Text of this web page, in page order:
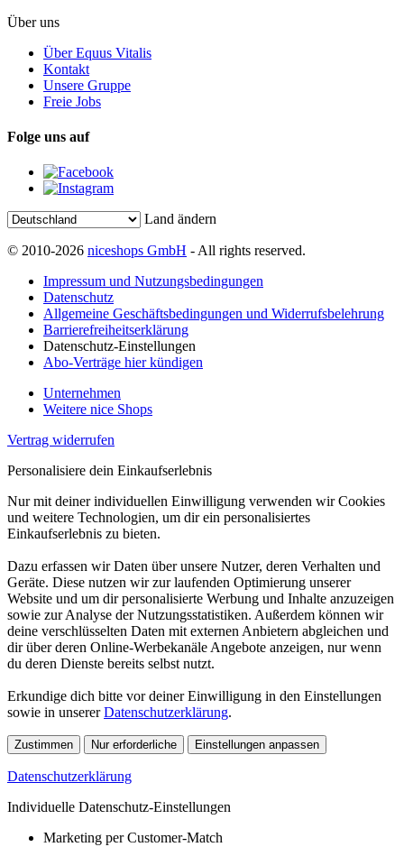
Über uns
Über Equus Vitalis
Kontakt
Unsere Gruppe
Freie Jobs
Folge uns auf
Land ändern
© 2010-2026 niceshops GmbH - All rights reserved.
Impressum und Nutzungsbedingungen
Datenschutz
Allgemeine Geschäftsbedingungen und Widerrufsbelehrung
Barrierefreiheitserklärung
Datenschutz-Einstellungen
Abo-Verträge hier kündigen
Unternehmen
Weitere nice Shops
Vertrag widerrufen
Personalisiere dein Einkaufserlebnis
Nur mit deiner individuellen Einwilligung verwenden wir Cookies
und weitere Technologien, um dir ein personalisiertes
Einkaufserlebnis zu bieten.
Dazu erfassen wir Daten über unsere Nutzer, deren Verhalten und
Geräte. Diese nutzen wir zur laufenden Optimierung unserer
Website und um dir personalisierte Werbung und Inhalte anzuzeigen
sowie zur Analyse der Nutzungsstatistiken. Außerdem können wir
deine verschlüsselten Daten mit externen Anbietern abgleichen und
dir über deren Online-Werbekanäle Angebote anzeigen, nur wenn
du deren Dienste bereits selbst nutzt.
Erkundige dich bitte vor deiner Einwilligung in den Einstellungen
sowie in unsererDatenschutzerklärung.
Zustimmen Nur erforderliche Einstellungen anpassen
Datenschutzerklärung
Individuelle Datenschutz-Einstellungen
Marketing per Customer-Match